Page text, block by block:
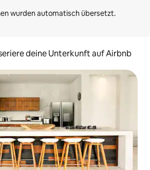
deine Unterkunft auf Airbnb